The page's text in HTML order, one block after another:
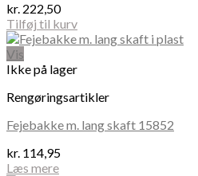
kr. 222,50
Tilføj til kurv
Vis
Ikke på lager
Rengøringsartikler
Fejebakke m. lang skaft 15852
kr. 114,95
Læs mere